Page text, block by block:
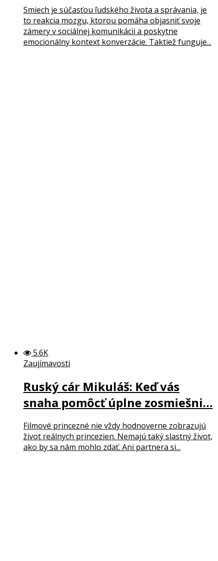
Smiech je súčasťou ľudského života a správania, je
to reakcia mozgu, ktorou pomáha objasniť svoje
zámery v sociálnej komunikácii a poskytne
emocionálny kontext konverzácie. Taktiež funguje...
5.6K
Zaujímavosti
Ruský cár Mikuláš: Keď vás
snaha pomôcť úplne zosmiešni…
Filmové princezné nie vždy hodnoverne zobrazujú
život reálnych princezien. Nemajú taký slastný život,
ako by sa nám mohlo zdať. Ani partnera si...